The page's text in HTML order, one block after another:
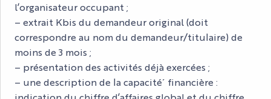
l’organisateur occupant ;
– extrait Kbis du demandeur original (doit
correspondre au nom du demandeur/titulaire) de
moins de 3 mois ;
– présentation des activités déjà exercées ;
– une description de la capacité́ financière :